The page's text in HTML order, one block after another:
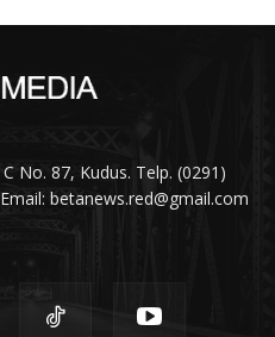
No. 87, Kudus. Telp. (0291)
betanews.red@gmail.com